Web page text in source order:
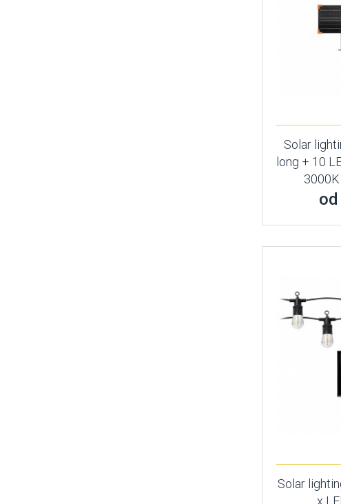
Solar
long + 10
Solar
x